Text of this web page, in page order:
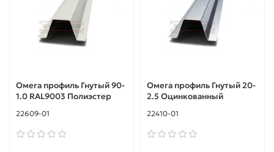
Омега профиль Гнутый 90-
1.0 RAL9003 Полиэстер
22609-01
Омега профиль Гнутый 20-
2.5 Оцинкованный
22410-01